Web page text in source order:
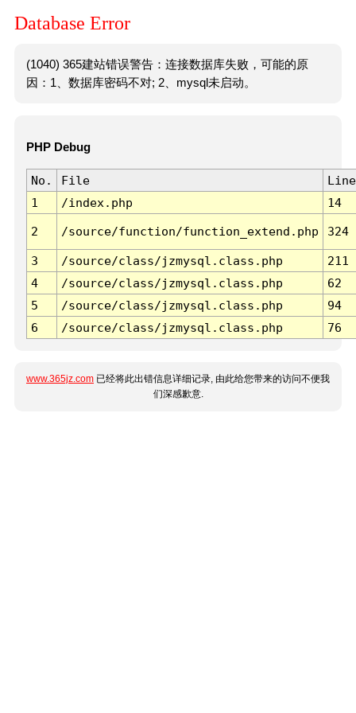
Database Error
(1040) 365建站错误警告：连接数据库失败，可能的原
因：1、数据库密码不对; 2、mysql未启动。
PHP Debug
No. File
Line
1
/index.php 14
2 /source/function/function_extend.php 324
3 /source/class/jzmysql.class.php
211
4
/source/class/jzmysql.class.php
62
5
/source/class/jzmysql.class.php
94
6
/source/class/jzmysql.class.php 76
www.365jz.com 已经将此出错信息详细记录, 由此给您带来的访问不便我
们深感歉意.